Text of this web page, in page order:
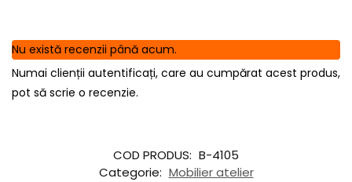
Nu există recenzii până acum.
Numai clienții autentificați, care au cumpărat acest produs,
pot să scrie o recenzie.
COD PRODUS: B-4105
Categorie: Mobilier atelier